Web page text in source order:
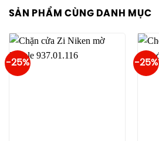
SẢN PHẨM CÙNG DANH MỤC
-25% -25%